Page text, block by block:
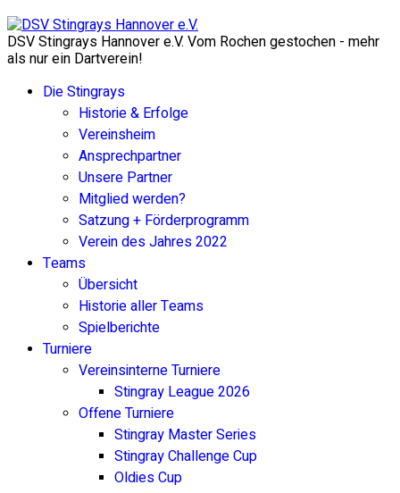
DSV Stingrays Hannover e.V. Vom Rochen gestochen - mehr
als nur ein Dartverein!
Die Stingrays
Historie & Erfolge
Vereinsheim
Ansprechpartner
Unsere Partner
Mitglied werden?
Satzung + Förderprogramm
Verein des Jahres 2022
Teams
Übersicht
Historie aller Teams
Spielberichte
Turniere
Vereinsinterne Turniere
Stingray League 2026
Offene Turniere
Stingray Master Series
Stingray Challenge Cup
Oldies Cup